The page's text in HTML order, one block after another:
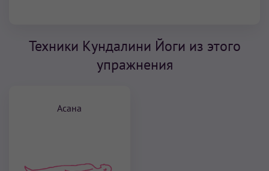
Техники Кундалини Йоги из этого
упражнения
Асана